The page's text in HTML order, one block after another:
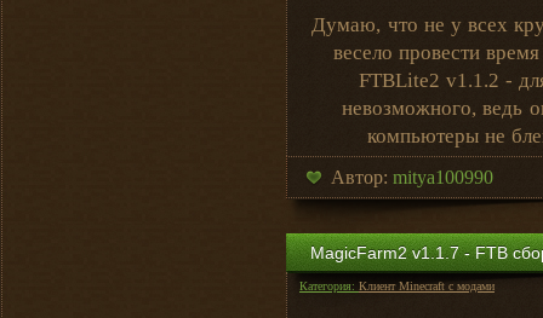
Думаю, что не у всех
весело провести
FTBLite2 v1.1.2 -
невозможного, ведь
компьютеры не
Автор: mitya100990
MagicFarm2 v1.1.7 - FTB
Категория: Клиент Minecraft с модами